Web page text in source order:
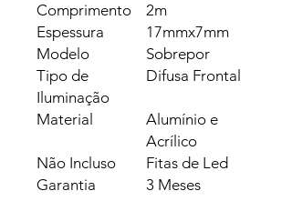
Comprimento
2m
Espessura
17mmx7mm
Modelo
Sobrepor
Tipo de
Iluminação
Difusa Frontal
Material
Alumínio e
Acrílico
Não Incluso
Fitas de Led
Garantia
3 Meses